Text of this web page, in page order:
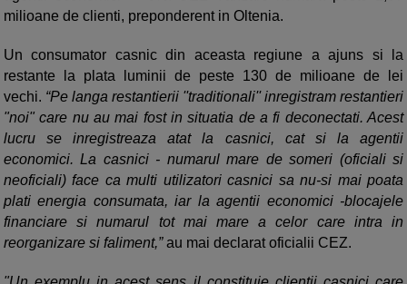
milioane de clienti, preponderent in Oltenia.
Un consumator casnic din aceasta regiune a ajuns si la
restante la plata luminii de peste 130 de milioane de lei
vechi. “Pe langa restantierii ''traditionali'' inregistram restantieri
"noi" care nu au mai fost in situatia de a fi deconectati. Acest
lucru se inregistreaza atat la casnici, cat si la agentii
economici. La casnici - numarul mare de someri (oficiali si
neoficiali) face ca multi utilizatori casnici sa nu-si mai poata
plati energia consumata, iar la agentii economici -blocajele
financiare si numarul tot mai mare a celor care intra in
reorganizare si faliment,”au mai declarat oficialii CEZ.